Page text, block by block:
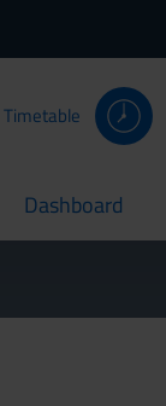
Timetable
Dashboard
current